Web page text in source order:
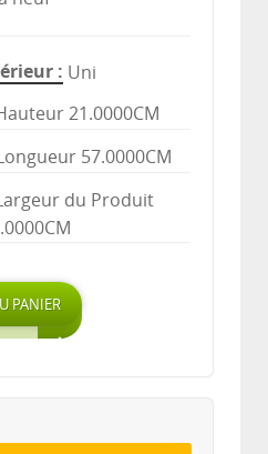
Uni
21.0000CM
Longueur 57.0000CM
du Produit